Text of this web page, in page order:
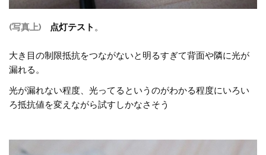
(写真上) 点灯テスト 。
大き目の制限抵抗をつながないと明るすぎて背面や隣に光が
漏れる。
光が漏れない程度、光ってるというのがわかる程度にいろい
ろ抵抗値を変えながら試すしかなさそう